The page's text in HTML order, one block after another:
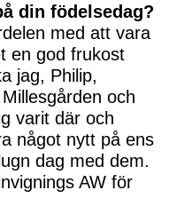
din födelsedag?
med att vara
en god frukost
jag, Philip,
och
varit där och
något nytt på ens
dag med dem.
AW för